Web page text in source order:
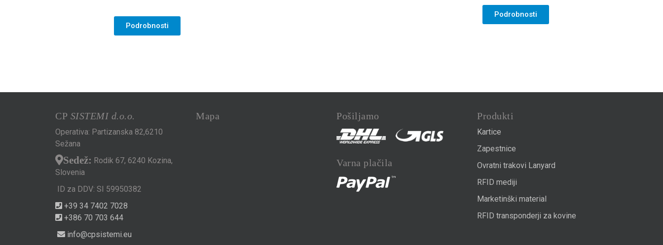
Podrobnosti
Podrobnosti
CP SISTEMI d.o.o.
Operativa: Partizanska 82,6210
Sežana
Sedež: Rodik 67, 6240 Kozina,
Slovenia
ID za DDV: SI 59950382
+39 34 7402 7028
+386 70 703 644
info@cpsistemi.eu
Mapa Pošiljamo
Varna plačila
Produkti
Kartice
Zapestnice
Ovratni trakovi Lanyard
RFID mediji
Marketinški material
RFID transponderji za kovine